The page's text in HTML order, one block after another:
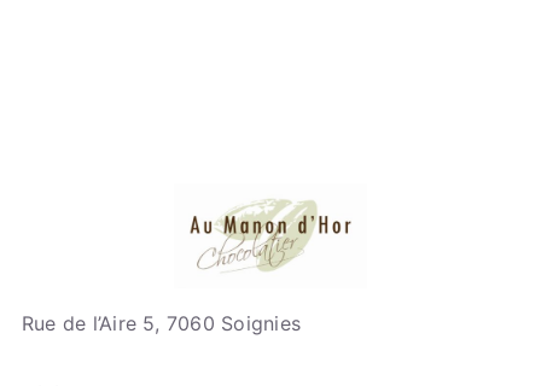
Rue de l’Aire 5, 7060 Soignies